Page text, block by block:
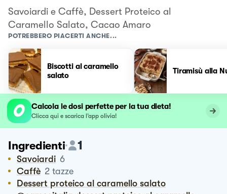
Savoiardi e Caffè, Dessert Proteico al
Caramello Salato, Cacao Amaro
POTREBBERO PIACERTI ANCHE...
Biscotti al caramello
salato
Tiramisù alla
Calcola le dosi perfette per la tua dieta!
Clicca qui e scarica l’app olivia!
Ingredienti 1
Savoiardi 6
Caffè 2 tazze
Dessert proteico al caramello salato